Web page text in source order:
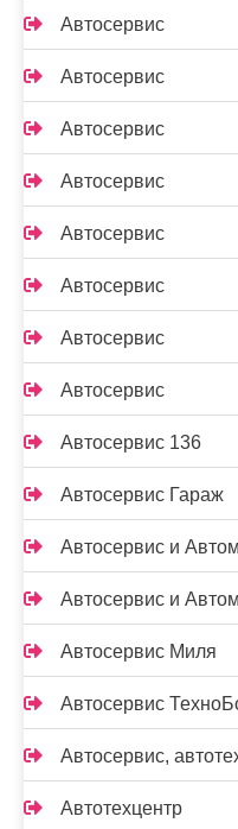
Автосервис
Автосервис
Автосервис
Автосервис
Автосервис
Автосервис
Автосервис
Автосервис
Автосервис 136
Автосервис Гараж
Автосервис и
Автосервис и
Автосервис Миля
Автосервис
Автосервис,
Автотехцентр